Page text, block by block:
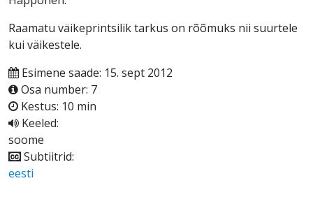
Raamatu väikeprintsilik tarkus on rõõmuks nii suurtele
kui väikestele.
Esimene saade: 15. sept 2012
Osa number: 7
Kestus: 10 min
Keeled:
soome
Subtiitrid:
eesti